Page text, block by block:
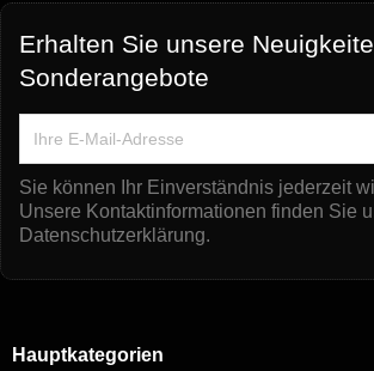
Erhalten Sie unsere
Sonderangebote
Sie können Ihr Einverständnis jederzeit
Unsere Kontaktinformationen finden Sie
Datenschutzerklärung.
Hauptkategorien